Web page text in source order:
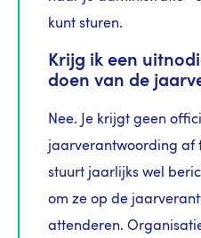
kunt sturen.
Krijg ik een
doen van de
Nee. Je krijgt geen
jaarverantwoording af
stuurt jaarlijks wel
om ze op de
attenderen.